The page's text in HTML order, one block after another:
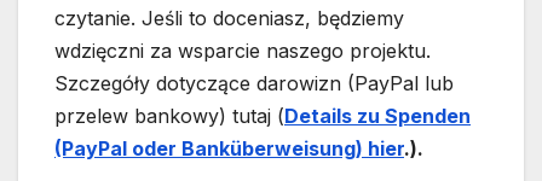
czytanie. Jeśli to doceniasz, będziemy
wdzięczni za wsparcie naszego projektu.
Szczegóły dotyczące darowizn (PayPal lub
przelew bankowy) tutaj (Details zu Spenden
(PayPal oder Banküberweisung) hier.).